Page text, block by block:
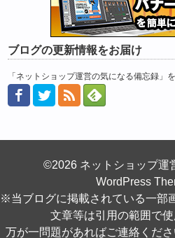
ブログの更新情報をお届け
「ネットショップ運営の気になる備忘録」
©2026 ネットショップ運
WordPress
※当ブログに掲載されている一部
文章等は引用の範囲で使
万が一問題があればご連絡くだ